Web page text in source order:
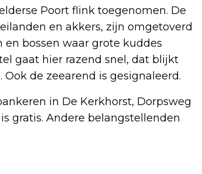
Poort flink toegenomen. De
en akkers, zijn omgetoverd
bossen waar grote kuddes
gaat hier razend snel, dat blijkt
de zeearend is gesignaleerd.
in De Kerkhorst, Dorpsweg
gratis. Andere belangstellenden